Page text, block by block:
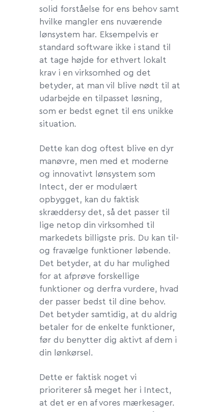
solid forståelse for ens behov samt
hvilke mangler ens nuværende
lønsystem har. Eksempelvis er
standard software ikke i stand til
at tage højde for ethvert lokalt
krav i en virksomhed og det
betyder, at man vil blive nødt til at
udarbejde en tilpasset løsning,
som er bedst egnet til ens unikke
situation.
Dette kan dog oftest blive en dyr
manøvre, men med et moderne
og innovativt lønsystem som
Intect, der er modulært
opbygget, kan du faktisk
skræddersy det, så det passer til
lige netop din virksomhed til
markedets billigste pris. Du kan til-
og fravælge funktioner løbende.
Det betyder, at du har mulighed
for at afprøve forskellige
funktioner og derfra vurdere, hvad
der passer bedst til dine behov.
Det betyder samtidig, at du aldrig
betaler for de enkelte funktioner,
før du benytter dig aktivt af dem i
din lønkørsel.
Dette er faktisk noget vi
prioriterer så meget her i Intect,
at det er en af vores mærkesager.